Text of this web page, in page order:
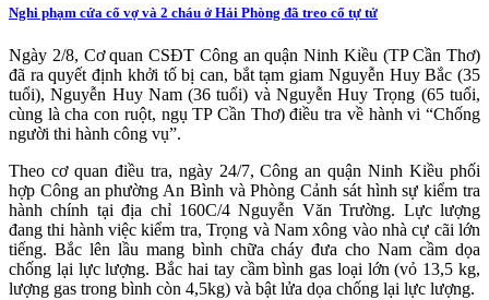
Nghi phạm cứa cổ vợ và 2 cháu ở Hải Phòng đã treo cổ tự tử
Ngày 2/8, Cơ quan CSĐT Công an quận Ninh Kiều (TP Cần Thơ)
đã ra quyết định khởi tố bị can, bắt tạm giam Nguyễn Huy Bắc (35
tuổi), Nguyễn Huy Nam (36 tuổi) và Nguyễn Huy Trọng (65 tuổi,
cùng là cha con ruột, ngụ TP Cần Thơ) điều tra về hành vi “Chống
người thi hành công vụ”.
Theo cơ quan điều tra, ngày 24/7, Công an quận Ninh Kiều phối
hợp Công an phường An Bình và Phòng Cảnh sát hình sự kiểm tra
hành chính tại địa chỉ 160C/4 Nguyễn Văn Trường. Lực lượng
đang thi hành việc kiểm tra, Trọng và Nam xông vào nhà cự cãi lớn
tiếng. Bắc lên lầu mang bình chữa cháy đưa cho Nam cầm dọa
chống lại lực lượng. Bắc hai tay cầm bình gas loại lớn (vỏ 13,5 kg,
lượng gas trong bình còn 4,5kg) và bật lửa dọa chống lại lực lượng.